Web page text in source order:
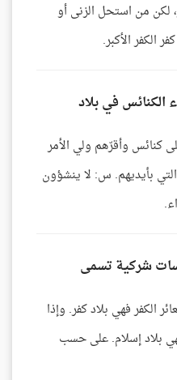
لكن من استحل الزنى أو
الكفر الأكبر.
الكنائس في بلاد
كنائس وأقرّهم ولي الأمر
بأيديهم. س: لا ينشؤون
شركية تسمى
الكفر فهي بلاد كفر. وإذا
بلاد إسلام. على حسب